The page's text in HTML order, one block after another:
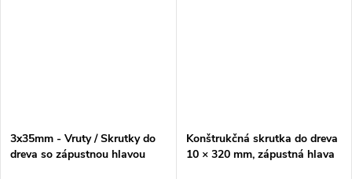
3x35mm - Vruty / Skrutky do
dreva so zápustnou hlavou
Konštrukčná skrutka do dreva
10 × 320 mm, zápustná hlava